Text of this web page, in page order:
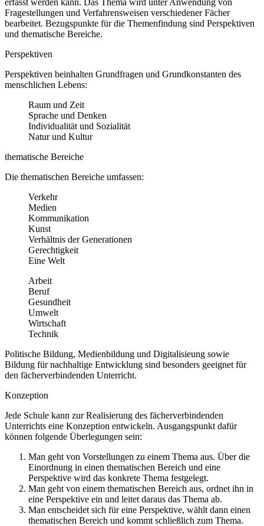
erfasst werden kann. Das Thema wird unter Anwendung von
Fragestellungen und Verfahrensweisen verschiedener Fächer
bearbeitet. Bezugspunkte für die Themenfindung sind Perspektiven
und thematische Bereiche.
Perspektiven
Perspektiven beinhalten Grundfragen und Grundkonstanten des
menschlichen Lebens:
Raum und Zeit
Sprache und Denken
Individualität und Sozialität
Natur und Kultur
thematische Bereiche
Die thematischen Bereiche umfassen:
Verkehr
Medien
Kommunikation
Kunst
Verhältnis der Generationen
Gerechtigkeit
Eine Welt
Arbeit
Beruf
Gesundheit
Umwelt
Wirtschaft
Technik
Politische Bildung, Medienbildung und Digitalisieung sowie
Bildung für nachhaltige Entwicklung sind besonders geeignet für
den fächerverbindenden Unterricht.
Konzeption
Jede Schule kann zur Realisierung des fächerverbindenden
Unterrichts eine Konzeption entwickeln. Ausgangspunkt dafür
können folgende Überlegungen sein:
Man geht von Vorstellungen zu einem Thema aus. Über die
Einordnung in einen thematischen Bereich und eine
Perspektive wird das konkrete Thema festgelegt.
Man geht von einem thematischen Bereich aus, ordnet ihn in
eine Perspektive ein und leitet daraus das Thema ab.
Man entscheidet sich für eine Perspektive, wählt dann einen
thematischen Bereich und kommt schließlich zum Thema.